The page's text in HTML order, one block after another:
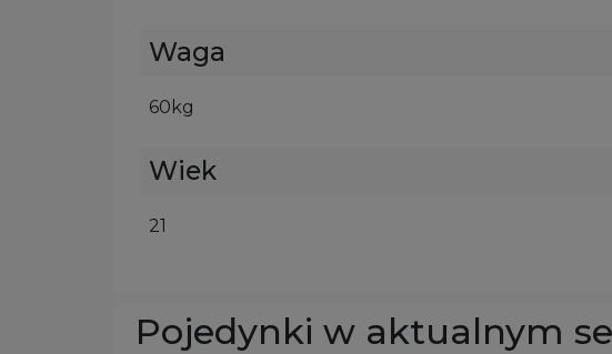
Waga
60kg
Wiek
21
Pojedynki w aktualnym